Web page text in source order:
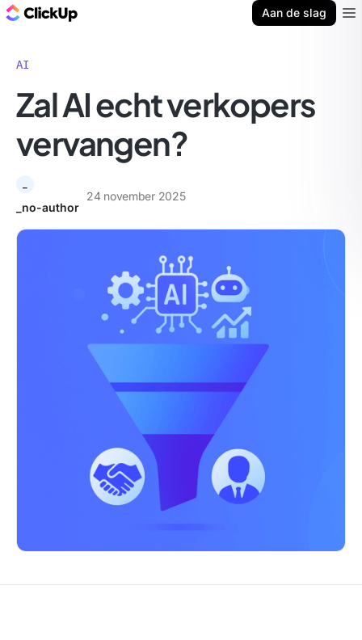
Aan de slag
AI
Zal AI echt verkopers
vervangen?
_no-author
24 november 2025